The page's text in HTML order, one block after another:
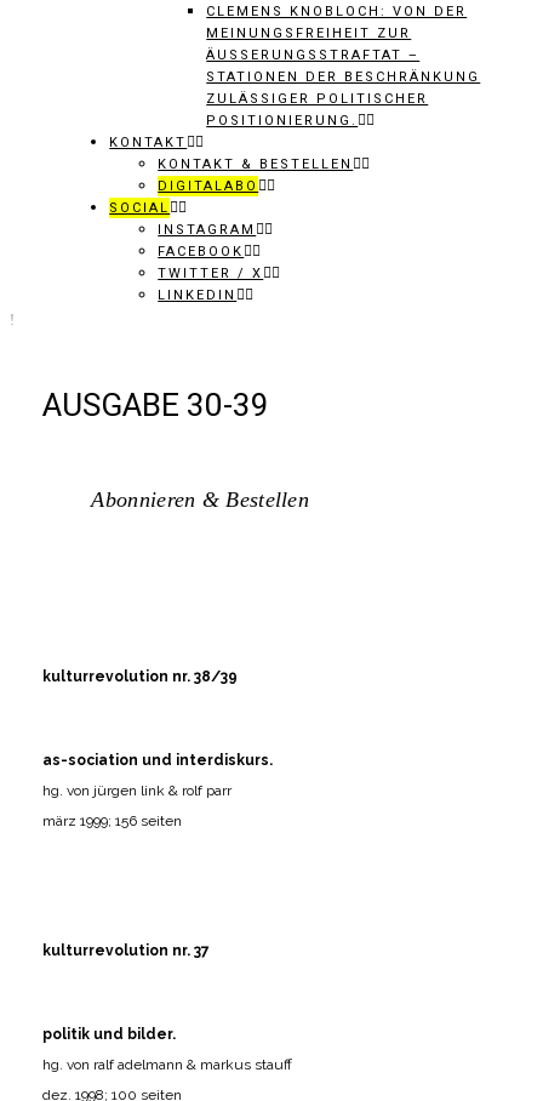
CLEMENS KNOBLOCH: VON DER
MEINUNGSFREIHEIT ZUR
ÄUSSERUNGSSTRAFTAT – S
TATIONEN DER BESCHRÄNKUNG Z
ULÄSSIGER POLITISCHER P
OSITIONIERUNG.
KONTAKT
KONTAKT & BESTELLEN
DIGITALABO
SOCIAL
INSTAGRAM
FACEBOOK
TWITTER / X
LINKEDIN
AUSGABE 30-39
Abonnieren & Bestellen
kulturrevolution nr. 38/39
as-sociation und interdiskurs.
hg. von jürgen link & rolf parr
märz 1999; 156 seiten
kulturrevolution nr. 37
politik und bilder.
hg. von ralf adelmann & markus stauff
dez. 1998; 100 seiten